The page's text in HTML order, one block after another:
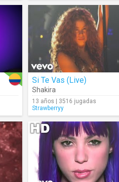
Si Te Vas (Live)
Shakira
13 años | 3516 jugadas
Strawberryy